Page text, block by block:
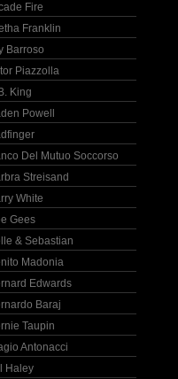
Fire
Franklin
Barroso
Piazzolla
King
Powell
Del Mutuo Soccorso
Streisand
White
Gees
& Sebastian
Madonia
Edwards
Baraj
Taupin
Antonacci
Haley